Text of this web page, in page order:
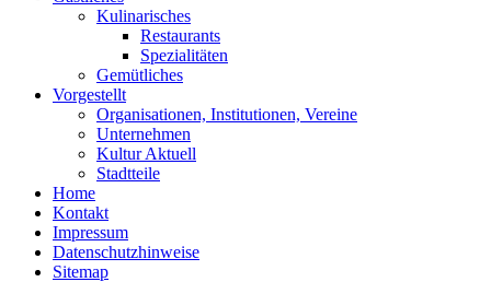
Kulinarisches
Restaurants
Spezialitäten
Gemütliches
Vorgestellt
Organisationen, Institutionen, Vereine
Unternehmen
Kultur Aktuell
Stadtteile
Home
Kontakt
Impressum
Datenschutzhinweise
Sitemap